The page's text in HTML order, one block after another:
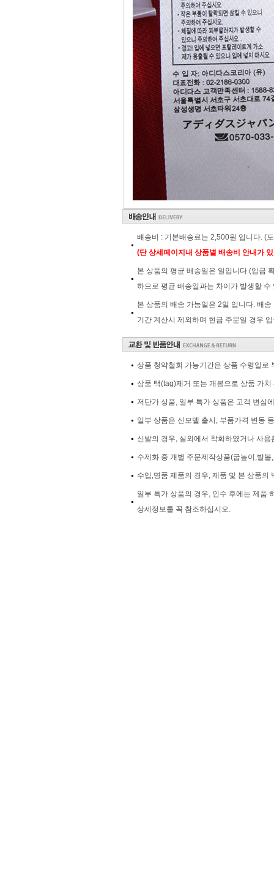
배송비 : 기본배송료는 2,500원 입니다. (
(단 상세페이지내 상품별 배송비 안내가
본 상품의 평균 배송일은 일입니다.(입금
하므로 평균 배송일과는 차이가 발생할 수
본 상품의 배송 가능일은 2일 입니다. 배
기간 계산시 제외하며 현금 주문일 경우
상품 청약철회 가능기간은 상품 수령일로
상품 택(tag)제거 또는 개봉으로 상품 가
저단가 상품, 일부 특가 상품은 고객 변심
일부 상품은 신모델 출시, 부품가격 변동
신발의 경우, 실외에서 착화하였거나 사
수제화 중 개별 주문제작상품(굽높이,발
수입,명품 제품의 경우, 제품 및 본 상품의
일부 특가 상품의 경우, 인수 후에는 제품
상세정보를 꼭 참조하십시오.